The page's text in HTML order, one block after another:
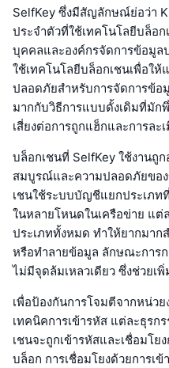
SelfKey ซึ่งมีสัญลักษณ์ย่อว่า
ประจำตัวที่ใช้เทคโนโลยีบล็อ
บุคคลและองค์กรจัดการข้อมูล
ใช้เทคโนโลยีบล็อกเชนเพื่อใ
ปลอดภัยสำหรับการจัดการข้อ
มากกับวิธีการแบบดั้งเดิมที่มัก
เสี่ยงต่อการถูกแฮ็กและการละ
บล็อกเชนที่ SelfKey ใช้งานถู
สมบูรณ์และความปลอดภัยขอ
เชนใช้ระบบบัญชีแยกประเภท
ในหลายโหนดในเครือข่าย แ
ประเภททั้งหมด ทำให้ยากมาก
หรือทำลายข้อมูล ลักษณะการ
ไม่มีจุดล้มเหลวเดียว ซึ่งช่วยเ
เพื่อป้องกันการโจมตีจากหน่ว
เทคนิคการเข้ารหัส แต่ละธุร
เชนจะถูกเข้ารหัสและเชื่อมโ
บล็อก การเชื่อมโยงด้วยการเ